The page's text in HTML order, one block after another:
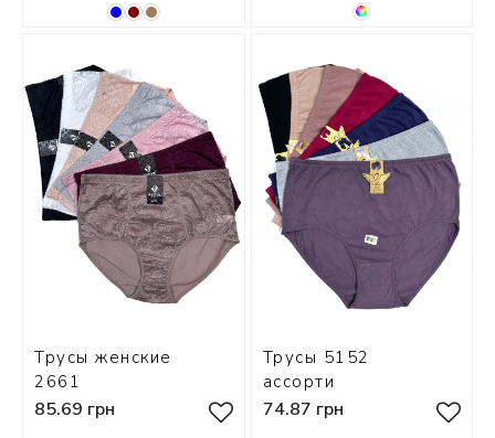
Трусы женские
2661
85.69 грн
Трусы 5152
ассорти
74.87 грн